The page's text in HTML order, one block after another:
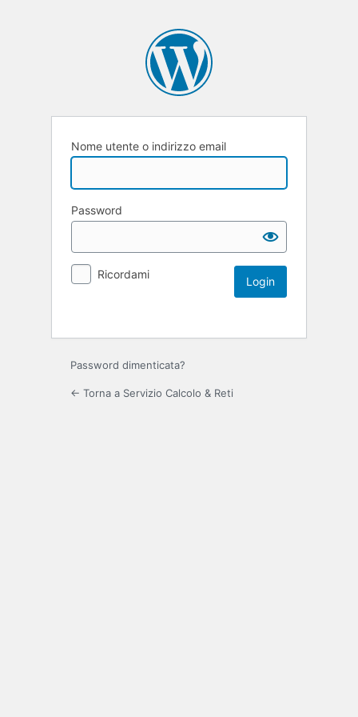
Nome utente o indirizzo email
Password
Ricordami
Password dimenticata?
← Torna a Servizio Calcolo & Reti